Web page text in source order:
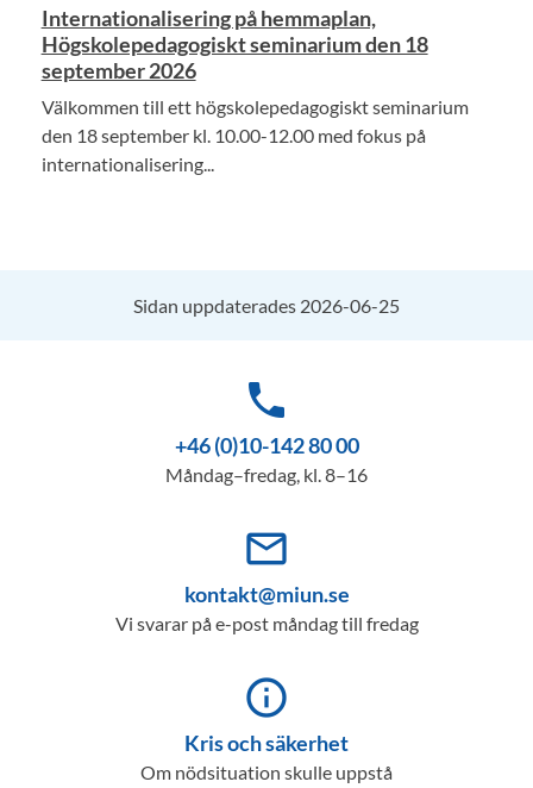
Internationalisering på hemmaplan,
Högskolepedagogiskt seminarium den 18
september 2026
Välkommen till ett högskolepedagogiskt seminarium
den 18 september kl. 10.00-12.00 med fokus på
internationalisering...
Sidan uppdaterades 2026-06-25
phone
+46 (0)10-142 80 00
Måndag–fredag, kl. 8–16
mail_outline
kontakt@miun.se
Vi svarar på e-post måndag till fredag
info_outline
Kris och säkerhet
Om nödsituation skulle uppstå